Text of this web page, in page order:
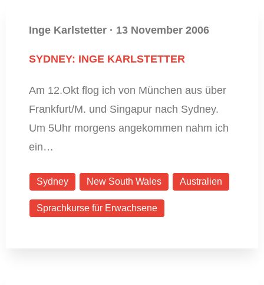
Inge Karlstetter · 13 November 2006
SYDNEY: INGE KARLSTETTER
Am 12.Okt flog ich von München aus über
Frankfurt/M. und Singapur nach Sydney.
Um 5Uhr morgens angekommen nahm ich
ein…
Sydney New South Wales Australien
Sprachkurse für Erwachsene